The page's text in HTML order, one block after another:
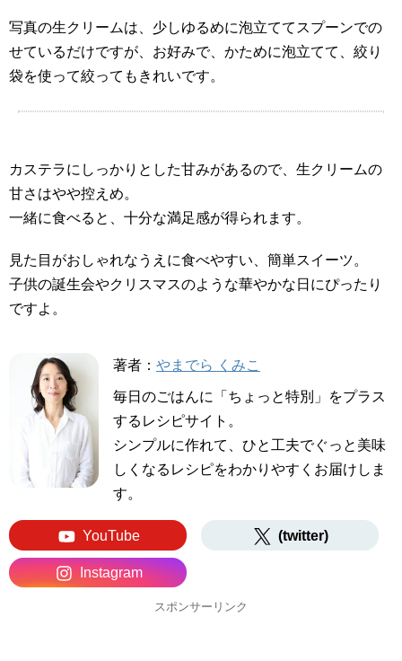
写真の生クリームは、少しゆるめに泡立ててスプーンでの
せているだけですが、お好みで、かために泡立てて、絞り
袋を使って絞ってもきれいです。
カステラにしっかりとした甘みがあるので、生クリームの
甘さはやや控えめ。
一緒に食べると、十分な満足感が得られます。
見た目がおしゃれなうえに食べやすい、簡単スイーツ。
子供の誕生会やクリスマスのような華やかな日にぴったり
ですよ。
著者： やまでら くみこ
毎日のごはんに「ちょっと特別」をプラス
するレシピサイト。
シンプルに作れて、ひと工夫でぐっと美味
しくなるレシピをわかりやすくお届けしま
す。
YouTube (twitter)
Instagram
スポンサーリンク